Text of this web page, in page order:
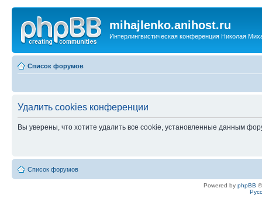
mihajlenko.anihost.ru
Интерлингвистическая конференция Николая
Список форумов
Удалить cookies конференции
Вы уверены, что хотите удалить все cookie, установленные данным
Список форумов
Powered by phpBB